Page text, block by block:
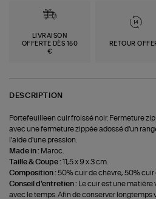
LIVRAISON
OFFERTE DÈS 150
€
RETOUR
DESCRIPTION
Portefeuilleen cuir froissé noir. Fermeture
avec une fermeture zippée adossé d'un
l'aide d'une pression.
Made in : Maroc.
Taille & Coupe :11,5 x 9 x 3 cm.
Composition :50% cuir de chèvre, 50% cuir
Conseil d'entretien :
Le cuir est une
avec le temps. Afin de conserver